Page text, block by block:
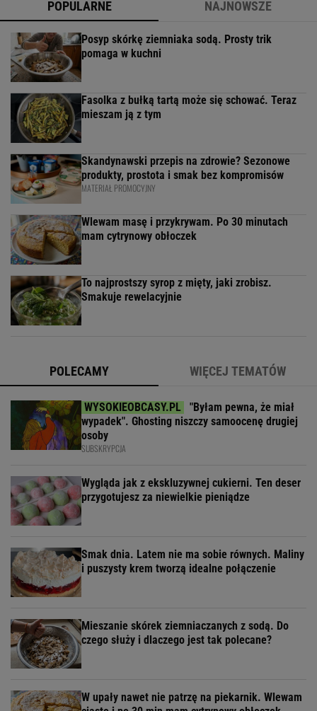
POPULARNE NAJNOWSZE
Posyp skórkę ziemniaka sodą. Prosty trik
pomaga w kuchni
Fasolka z bułką tartą może się schować. Teraz
mieszam ją z tym
Skandynawski przepis na zdrowie? Sezonowe
produkty, prostota i smak bez kompromisów
MATERIAŁ PROMOCYJNY
Wlewam masę i przykrywam. Po 30 minutach
mam cytrynowy obłoczek
To najprostszy syrop z mięty, jaki zrobisz.
Smakuje rewelacyjnie
POLECAMY WIĘCEJ TEMATÓW
"Byłam pewna, że miał
wypadek". Ghosting niszczy samoocenę drugiej
osoby
SUBSKRYPCJA
Wygląda jak z ekskluzywnej cukierni. Ten deser
przygotujesz za niewielkie pieniądze
Smak dnia. Latem nie ma sobie równych. Maliny
i puszysty krem tworzą idealne połączenie
Mieszanie skórek ziemniaczanych z sodą. Do
czego służy i dlaczego jest tak polecane?
W upały nawet nie patrzę na piekarnik. Wlewam